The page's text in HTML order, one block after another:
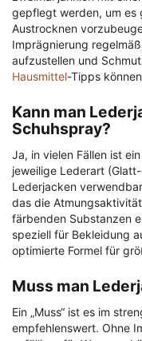
gepflegt werden, um es
Austrocknen
Imprägnierung
aufzustellen und
Hausmittel-Tipps
Kann man
Schuhspray?
Ja, in vielen Fällen ist
jeweilige Lederart
Lederjacken
das die
färbenden Substanzen
speziell für Bekleidung
optimierte Formel für
Muss man
Ein „Muss“ ist es im
empfehlenswert. Ohne